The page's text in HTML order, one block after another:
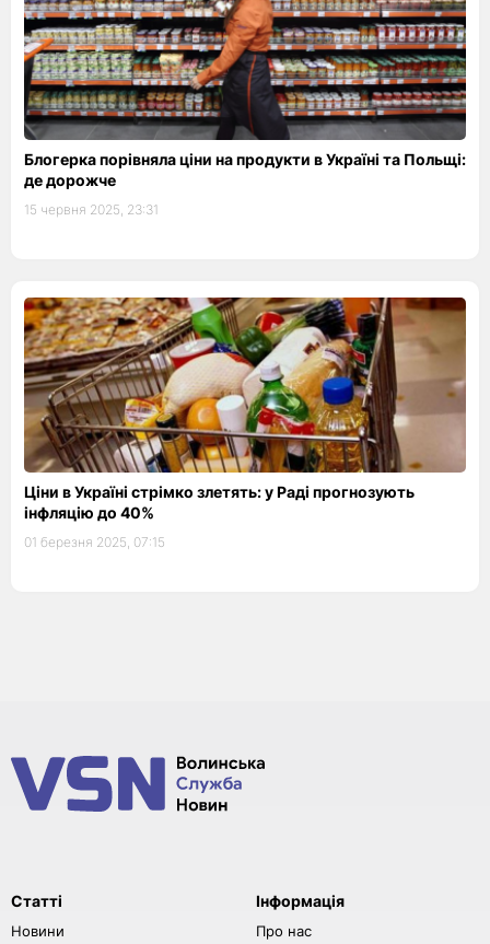
Блогерка порівняла ціни на продукти в Україні та Польщі:
де дорожче
15 червня 2025, 23:31
Ціни в Україні стрімко злетять: у Раді прогнозують
інфляцію до 40%
01 березня 2025, 07:15
Статті
Новини
Інформація
Про нас